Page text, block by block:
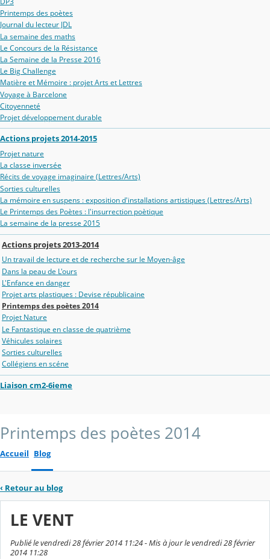
Printemps des poètes
Journal du lecteur JDL
La semaine des maths
Le Concours de la Résistance
La Semaine de la Presse 2016
Le Big Challenge
Matière et Mémoire : projet Arts et Lettres
Voyage à Barcelone
Citoyenneté
Projet développement durable
Actions projets 2014-2015
Projet nature
La classe inversée
Récits de voyage imaginaire (Lettres/Arts)
Sorties culturelles
La mémoire en suspens : exposition d'installations artistiques (Lettres/Arts)
Le Printemps des Poètes : l'insurrection poètique
La semaine de la presse 2015
Actions projets 2013-2014
Un travail de lecture et de recherche sur le Moyen-âge
Dans la peau de L'ours
L'Enfance en danger
Projet arts plastiques : Devise républicaine
Printemps des poètes 2014
Projet Nature
Le Fantastique en classe de quatrième
Véhicules solaires
Sorties culturelles
Collégiens en scéne
Liaison cm2-6ieme
Printemps des poètes 2014
Accueil Blog
‹ Retour au blog
LE VENT
Publié le vendredi 28 février 2014 11:24 - Mis à jour le vendredi 28 février
2014 11:28